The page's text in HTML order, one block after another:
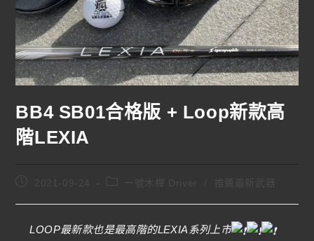
BB4 SB01合格版 + Loop新款高
階LEXIA
2021-09-24
LOOP最新款也是最高階的LEXIA系列上市